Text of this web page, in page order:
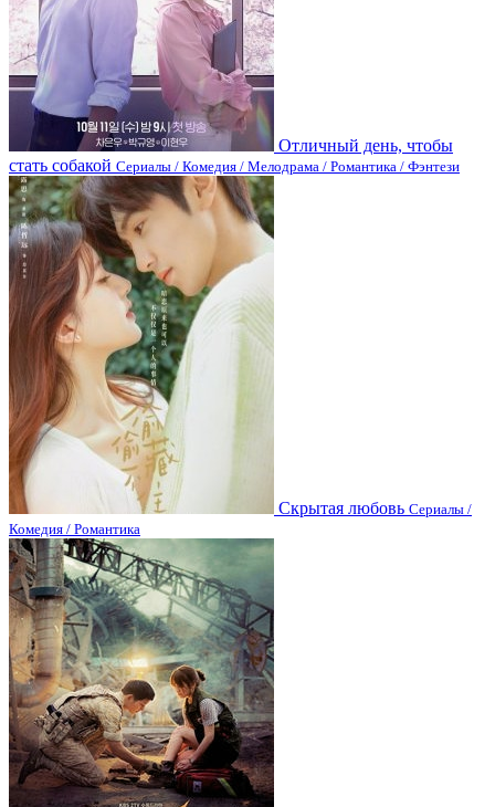
Отличный день, чтобы
стать собакой Сериалы / Комедия / Мелодрама / Романтика / Фэнтези
Скрытая любовь Сериалы /
Комедия / Романтика